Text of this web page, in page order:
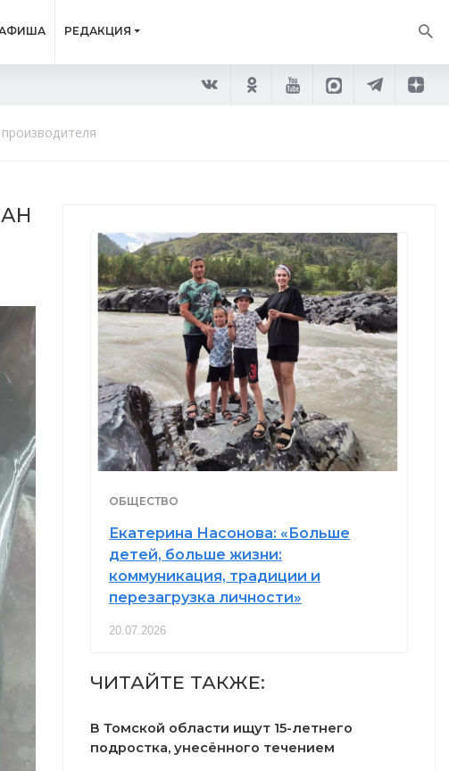
РЕДАКЦИЯ
ОБЩЕСТВО
Екатерина Насонова: «Больше
детей, больше жизни:
коммуникация, традиции и
перезагрузка личности»
20.07.2026
ЧИТАЙТЕ ТАКЖЕ:
В Томской области ищут 15-летнего
подростка, унесённого течением